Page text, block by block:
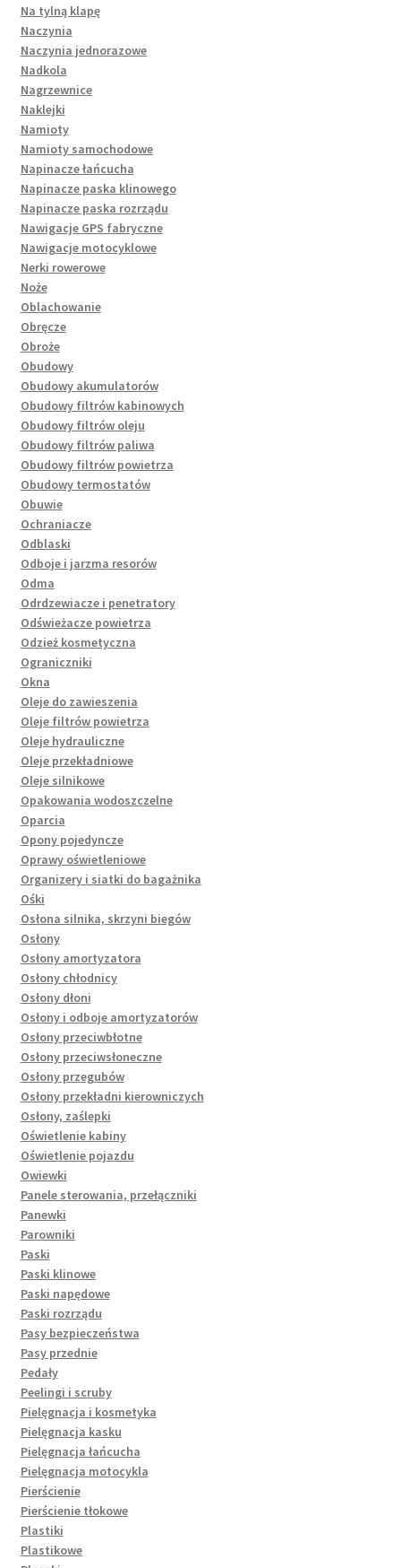
Na tylną klapę
Naczynia
Naczynia jednorazowe
Nadkola
Nagrzewnice
Naklejki
Namioty
Namioty samochodowe
Napinacze łańcucha
Napinacze paska klinowego
Napinacze paska rozrządu
Nawigacje GPS fabryczne
Nawigacje motocyklowe
Nerki rowerowe
Noże
Oblachowanie
Obręcze
Obroże
Obudowy
Obudowy akumulatorów
Obudowy filtrów kabinowych
Obudowy filtrów oleju
Obudowy filtrów paliwa
Obudowy filtrów powietrza
Obudowy termostatów
Obuwie
Ochraniacze
Odblaski
Odboje i jarzma resorów
Odma
Odrdzewiacze i penetratory
Odświeżacze powietrza
Odzież kosmetyczna
Ograniczniki
Okna
Oleje do zawieszenia
Oleje filtrów powietrza
Oleje hydrauliczne
Oleje przekładniowe
Oleje silnikowe
Opakowania wodoszczelne
Oparcia
Opony pojedyncze
Oprawy oświetleniowe
Organizery i siatki do bagażnika
Ośki
Osłona silnika, skrzyni biegów
Osłony
Osłony amortyzatora
Osłony chłodnicy
Osłony dłoni
Osłony i odboje amortyzatorów
Osłony przeciwbłotne
Osłony przeciwsłoneczne
Osłony przegubów
Osłony przekładni kierowniczych
Osłony, zaślepki
Oświetlenie kabiny
Oświetlenie pojazdu
Owiewki
Panele sterowania, przełączniki
Panewki
Parowniki
Paski
Paski klinowe
Paski napędowe
Paski rozrządu
Pasy bezpieczeństwa
Pasy przednie
Pedały
Peelingi i scruby
Pielęgnacja i kosmetyka
Pielęgnacja kasku
Pielęgnacja łańcucha
Pielęgnacja motocykla
Pierścienie
Pierścienie tłokowe
Plastiki
Plastikowe